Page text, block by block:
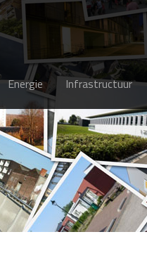
Energie Infrastructuur